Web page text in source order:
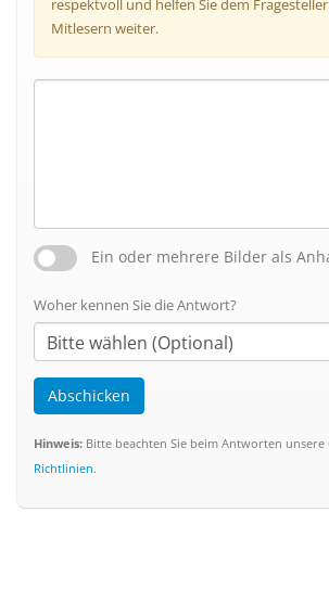
respektvoll und helfen Sie dem
Mitlesern weiter.
Ein oder mehrere Bilder als
Woher kennen Sie die Antwort?
Abschicken
Hinweis: Bitte beachten Sie beim Antworten unsere
Richtlinien.